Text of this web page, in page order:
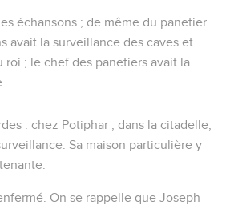
échansons ; de même du panetier
avait la surveillance des caves et
roi ; le chef des panetiers avait la
: chez Potiphar ; dans la citadelle,
Sa maison particulière y
. On se rappelle que Joseph